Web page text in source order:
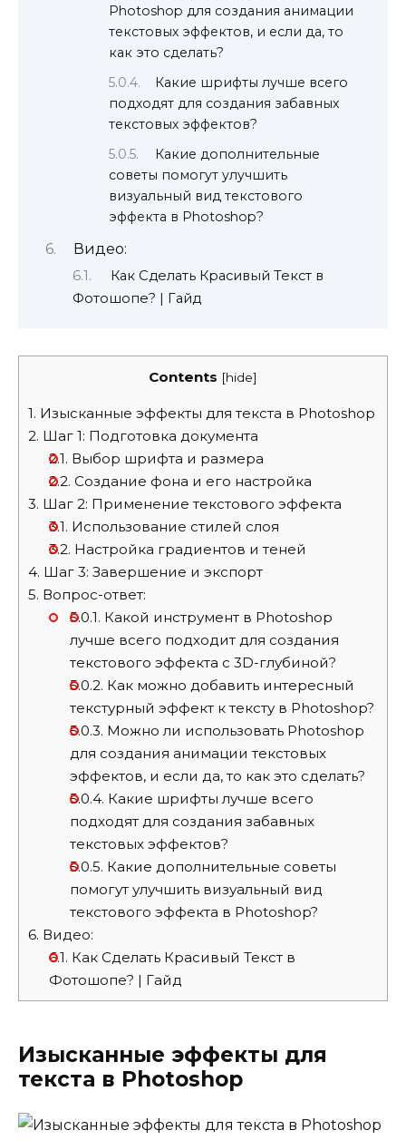
Photoshop для создания анимации
текстовых эффектов, и если да, то
как это сделать?
Какие шрифты лучше всего
подходят для создания забавных
текстовых эффектов?
Какие дополнительные
советы помогут улучшить
визуальный вид текстового
эффекта в Photoshop?
Видео:
Как Сделать Красивый Текст в
Фотошопе? | Гайд
Contents [hide]
1. Изысканные эффекты для текста в Photoshop
2. Шаг 1: Подготовка документа
2.1. Выбор шрифта и размера
2.2. Создание фона и его настройка
3. Шаг 2: Применение текстового эффекта
3.1. Использование стилей слоя
3.2. Настройка градиентов и теней
4. Шаг 3: Завершение и экспорт
5. Вопрос-ответ:
5.0.1. Какой инструмент в Photoshop
лучше всего подходит для создания
текстового эффекта с 3D-глубиной?
5.0.2. Как можно добавить интересный
текстурный эффект к тексту в Photoshop?
5.0.3. Можно ли использовать Photoshop
для создания анимации текстовых
эффектов, и если да, то как это сделать?
5.0.4. Какие шрифты лучше всего
подходят для создания забавных
текстовых эффектов?
5.0.5. Какие дополнительные советы
помогут улучшить визуальный вид
текстового эффекта в Photoshop?
6. Видео:
6.1. Как Сделать Красивый Текст в
Фотошопе? | Гайд
Изысканные эффекты для
текста в Photoshop